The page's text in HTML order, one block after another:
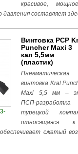
красивое,
давления составляет
Винтовка PCP
Puncher Maxi 3
кал 5,5мм
(пластик)
Пневматическая
винтовка Kral
Maxi 5,5 мм –
ПСП-разработка
турецкой
относящаяся к
сжатый